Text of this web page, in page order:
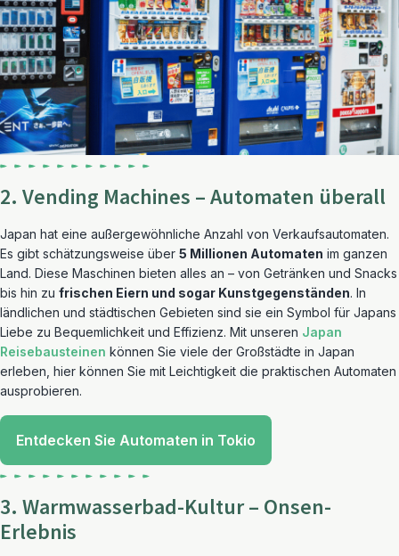
2. Vending Machines – Automaten überall
Japan hat eine außergewöhnliche Anzahl von Verkaufsautomaten.
Es gibt schätzungsweise über 5 Millionen Automaten im ganzen
Land. Diese Maschinen bieten alles an – von Getränken und Snacks
bis hin zu frischen Eiern und sogar Kunstgegenständen. In
ländlichen und städtischen Gebieten sind sie ein Symbol für Japans
Liebe zu Bequemlichkeit und Effizienz. Mit unseren Japan
Reisebausteinen können Sie viele der Großstädte in Japan
erleben, hier können Sie mit Leichtigkeit die praktischen Automaten
ausprobieren.
Entdecken Sie Automaten in Tokio
3. Warmwasserbad-Kultur – Onsen-
Erlebnis